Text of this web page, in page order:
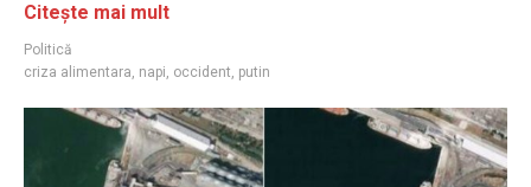
Citește mai mult
Politică
criza alimentara, napi, occident, putin